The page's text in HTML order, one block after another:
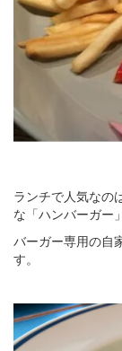
ランチで人気なの
な「ハンバーガー
バーガー専用の自
す。